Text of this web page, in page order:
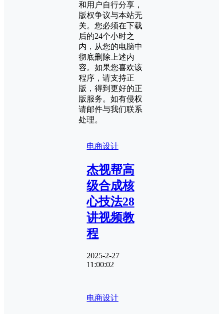
和用户自行分享，
版权争议与本站无
关。您必须在下载
后的24个小时之
内，从您的电脑中
彻底删除上述内
容。如果您喜欢该
程序，请支持正
版，得到更好的正
版服务。如有侵权
请邮件与我们联系
处理。
电商设计
杰视帮高
级合成核
心技法28
讲视频教
程
2025-2-27
11:00:02
电商设计